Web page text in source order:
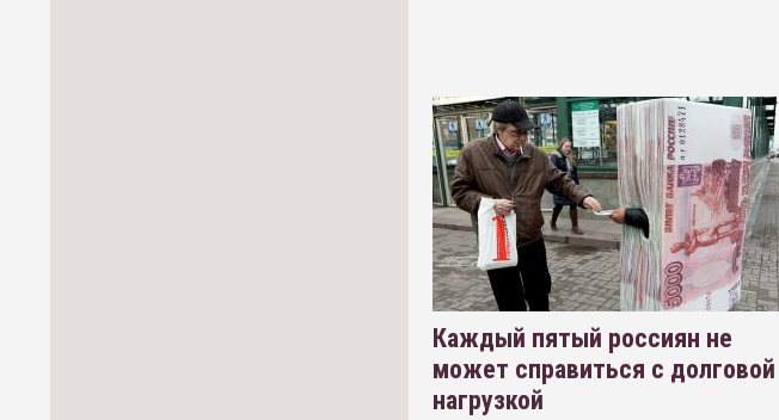
Каждый пятый россиян не
может справиться с долговой
нагрузкой